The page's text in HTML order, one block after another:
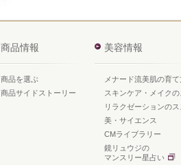
商品情報
商品を選ぶ
商品サイドストーリー
美容情報
メナード流美肌の育て
スキンケア・メイク
リラクゼーションの
美・サイエンス
CMライブラリー
鏡リュウジの
マンスリー星占い